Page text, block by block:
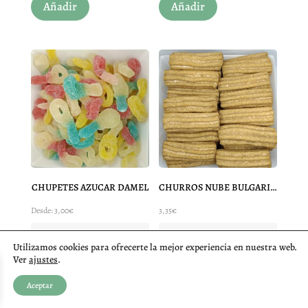
Añadir Añadir
CHUPETES AZUCAR DAMEL
Desde:3,00€
Entrega estimada:
lunes 10. agosto
Elegir peso
CHURROS NUBE BULGARI 15 UNIDADES
3,35€
Entrega estimada:
lunes 10. agosto
Utilizamos cookies para ofrecerte la mejor experiencia en nuestra web.
Verajustes.
Aceptar